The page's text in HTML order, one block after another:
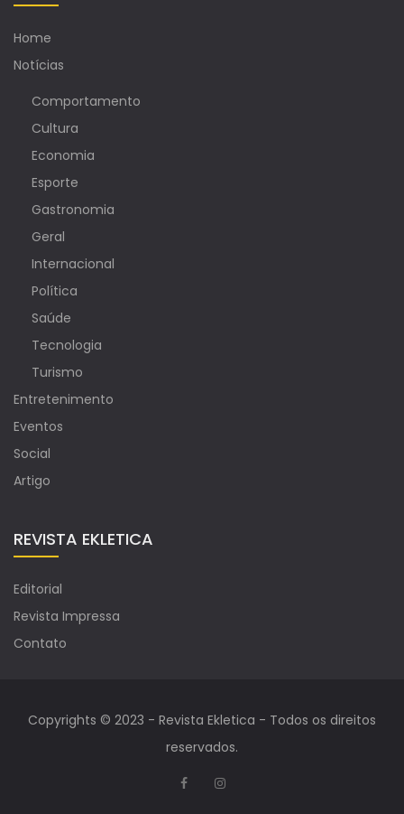
Home
Notícias
Comportamento
Cultura
Economia
Esporte
Gastronomia
Geral
Internacional
Política
Saúde
Tecnologia
Turismo
Entretenimento
Eventos
Social
Artigo
REVISTA EKLETICA
Editorial
Revista Impressa
Contato
Copyrights © 2023 - Revista Ekletica - Todos os direitos
reservados.